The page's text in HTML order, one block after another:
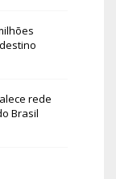
rede
Brasil